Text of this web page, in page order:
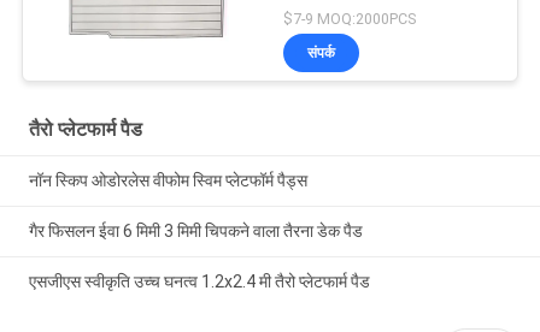
$7-9 MOQ:2000PCS
संपर्क
तैरो प्लेटफार्म पैड
नॉन स्किप ओडोरलेस वीफोम स्विम प्लेटफॉर्म पैड्स
गैर फिसलन ईवा 6 मिमी 3 मिमी चिपकने वाला तैरना डेक पैड
एसजीएस स्वीकृति उच्च घनत्व 1.2x2.4 मी तैरो प्लेटफार्म पैड